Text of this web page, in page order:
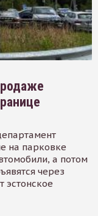
на парковке
а потом
через
эстонское